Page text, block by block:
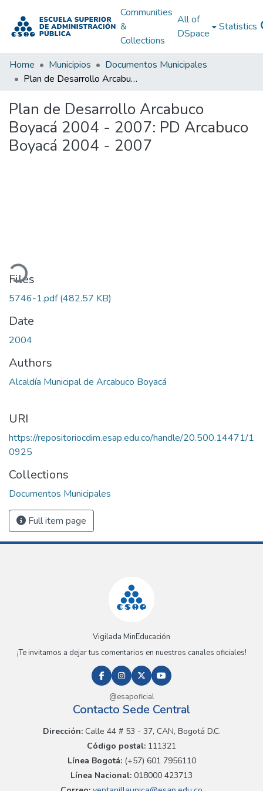
Communities
&
Collections
All of
DSpace
Statistics
Home Municipios
Documentos Municipales
Plan de Desarrollo Arcabuco Boyacá 2004 - 2007: PD Arcabuco Boyacá 2004 - 2007
Plan de Desarrollo Arcabuco
Boyacá 2004 - 2007: PD Arcabuco
Boyacá 2004 - 2007
Files
5746-1.pdf(482.57 KB)
Date
2004
Authors
Alcaldía Municipal de Arcabuco Boyacá
URI
https://repositoriocdim.esap.edu.co/handle/20.500.14471/1
0925
Collections
Documentos Municipales
Full item page
Vigilada MinEducación
¡Te invitamos a dejar tus comentarios en nuestros canales oficiales!
@esapoficial
Contacto Sede Central
Dirección:Calle 44 # 53 - 37, CAN, Bogotá D.C.
Código postal: 111321
Línea Bogotá:(+57) 601 7956110
Línea Nacional: 018000 423713